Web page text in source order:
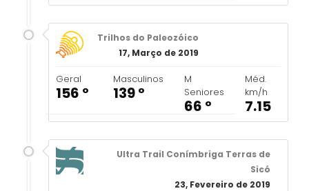
Trilhos do Paleozóico
17, Março de 2019
Geral
156 º
Masculinos
139 º
M
Seniores
66 º
Méd.
km/h
7.15
Ultra Trail Conímbriga Terras de
Sicó
23, Fevereiro de 2019